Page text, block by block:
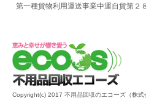
第一種貨物利用運送事業中運自貨第
Copyright(c) 2017 不用品回収のエコーズ（株